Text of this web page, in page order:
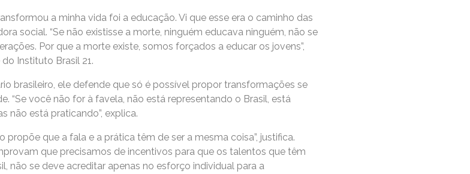
a minha vida foi a educação. Vi que esse era o caminho das
social. “Se não existisse a morte, ninguém educava ninguém, não se
Por que a morte existe, somos forçados a educar os jovens”,
Instituto Brasil 21.
brasileiro, ele defende que só é possível propor transformações se
“Se você não for à favela, não está representando o Brasil, está
não está praticando”, explica.
propõe que a fala e a prática têm de ser a mesma coisa”, justifica.
que precisamos de incentivos para que os talentos que têm
não se deve acreditar apenas no esforço individual para a